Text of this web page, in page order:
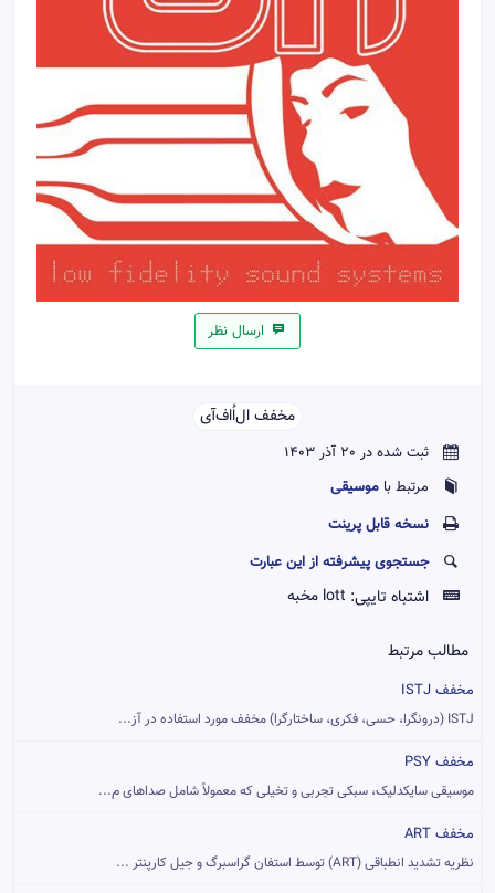
ارسال نظر
مخفف ال‌اُ‌اف‌آی‌‌
ثبت شده در 20 آذر 1403
مرتبط باموسیقی
نسخه قابل پرينت
جستجوی پیشرفته از این عبارت
اشتباه تایپی: lott مخبه
مطالب مرتبط
مخفف ISTJ
ISTJ (درونگرا، حسی، فکری، ساختارگرا) مخفف مورد استفاده در آز...
مخفف PSY
موسیقی سایکدلیک، سبکی تجربی و تخیلی که معمولاً شامل صداهای م...
مخفف ART
نظریه تشدید انطباقی (ART) توسط استفان گراسبرگ و جیل کارپنتر ...